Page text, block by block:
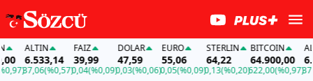
ALTIN
6.533,14
37,06(%0,57)
FAİZ
39,99
0,04(%0,09)
DOLAR
47,59
0,03(%0,06)
EURO
55,06
0,05(%0,09)
STERLIN
64,22
0,13(%0,20)
BITCOIN
64.900,00
622,00(%0,97)37,06